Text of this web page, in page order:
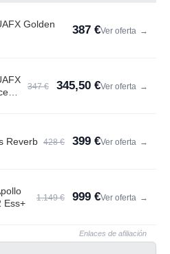
Golden
387 €Ver oferta →
347 € 345,50 €Ver oferta →
Reverb 428 € 399 €Ver oferta →
Ess+
1.149 € 999 €Ver oferta →
Enlaces de afiliación